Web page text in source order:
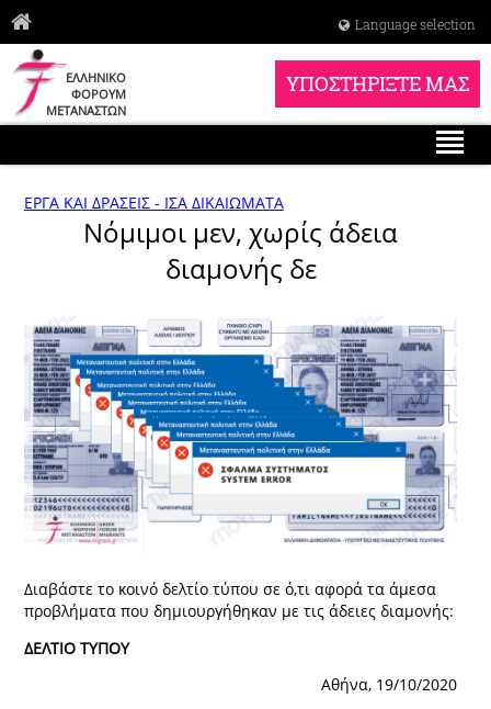
Language selection
ΕΛΛΗΝΙΚΟ
ΦΟΡΟΥΜ
ΜΕΤΑΝΑΣΤΩΝ
ΥΠΟΣΤΗΡΙΞΤΕ ΜΑΣ
ΕΡΓΑ ΚΑΙ ΔΡΑΣΕΙΣ - ΙΣΑ ΔΙΚΑΙΩΜΑΤΑ
Νόμιμοι μεν, χωρίς άδεια
διαμονής δε
Διαβάστε το κοινό δελτίο τύπου σε ό,τι αφορά τα άμεσα
προβλήματα που δημιουργήθηκαν με τις άδειες διαμονής:
ΔΕΛΤΙΟ ΤΥΠΟΥ
Αθήνα, 19/10/2020